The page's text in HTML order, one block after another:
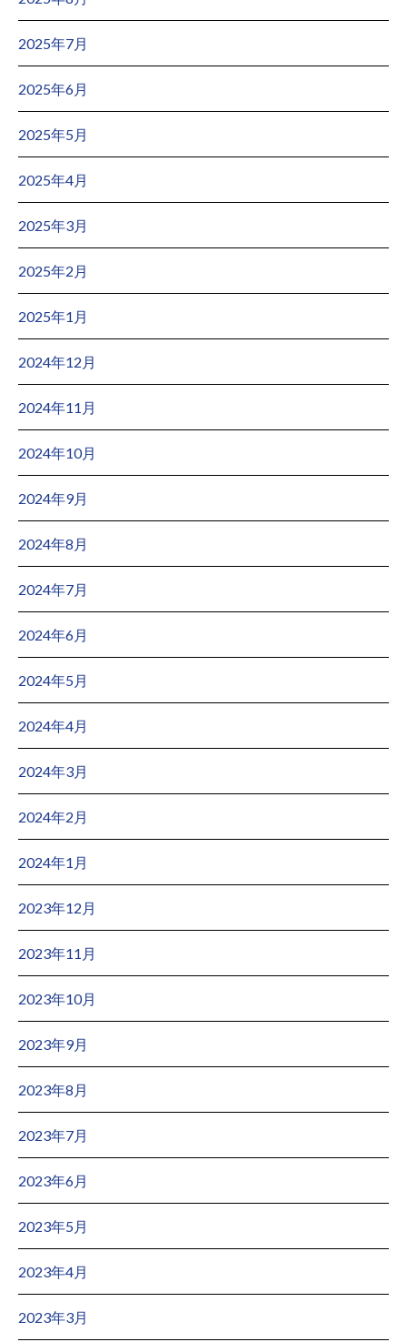
2025年7月
2025年6月
2025年5月
2025年4月
2025年3月
2025年2月
2025年1月
2024年12月
2024年11月
2024年10月
2024年9月
2024年8月
2024年7月
2024年6月
2024年5月
2024年4月
2024年3月
2024年2月
2024年1月
2023年12月
2023年11月
2023年10月
2023年9月
2023年8月
2023年7月
2023年6月
2023年5月
2023年4月
2023年3月